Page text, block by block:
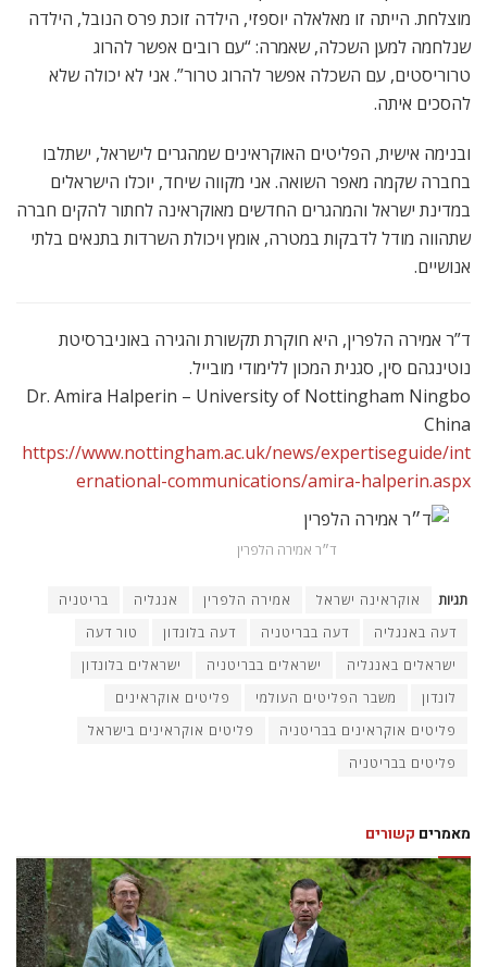
מוצלחת. הייתה זו מאלאלה יוספזי, הילדה זוכת פרס הנובל, הילדה
שנלחמה למען השכלה, שאמרה: “עם רובים אפשר להרוג
טרוריסטים, עם השכלה אפשר להרוג טרור”. אני לא יכולה שלא
להסכים איתה.
ובנימה אישית, הפליטים האוקראינים שמהגרים לישראל, ישתלבו
בחברה שקמה מאפר השואה. אני מקווה שיחד, יוכלו הישראלים
במדינת ישראל והמהגרים החדשים מאוקראינה לחתור להקים חברה
שתהווה מודל לדבקות במטרה, אומץ ויכולת השרדות בתנאים בלתי
אנושיים.
ד”ר אמירה הלפרין, היא חוקרת תקשורת והגירה באוניברסיטת
נוטינגהם סין, סגנית המכון ללימודי מובייל.
Dr. Amira Halperin – University of Nottingham Ningbo
China
https://www.nottingham.ac.uk/news/expertiseguide/int
ernational-communications/amira-halperin.aspx
ד״ר אמירה הלפרין
תגיות אוקראינה ישראל אמירה הלפרין אנגליה
בריטניה
דעה באנגליה
דעה בבריטניה דעה בלונדון
טור דעה
ישראלים באנגליה
ישראלים בבריטניה
ישראלים בלונדון
לונדון
משבר הפליטים העולמי
פליטים אוקראינים
פליטים אוקראינים בבריטניה
פליטים אוקראינים בישראל
פליטים בבריטניה
מאמרים קשורים